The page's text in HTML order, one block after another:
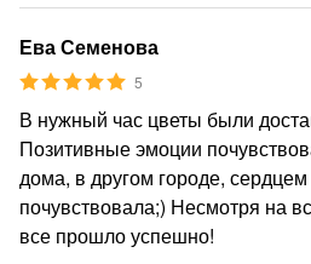
Ева Семенова
5
В нужный час цветы были
Позитивные эмоции
дома, в другом городе,
почувствовала;) Несмотря на
все прошло успешно!